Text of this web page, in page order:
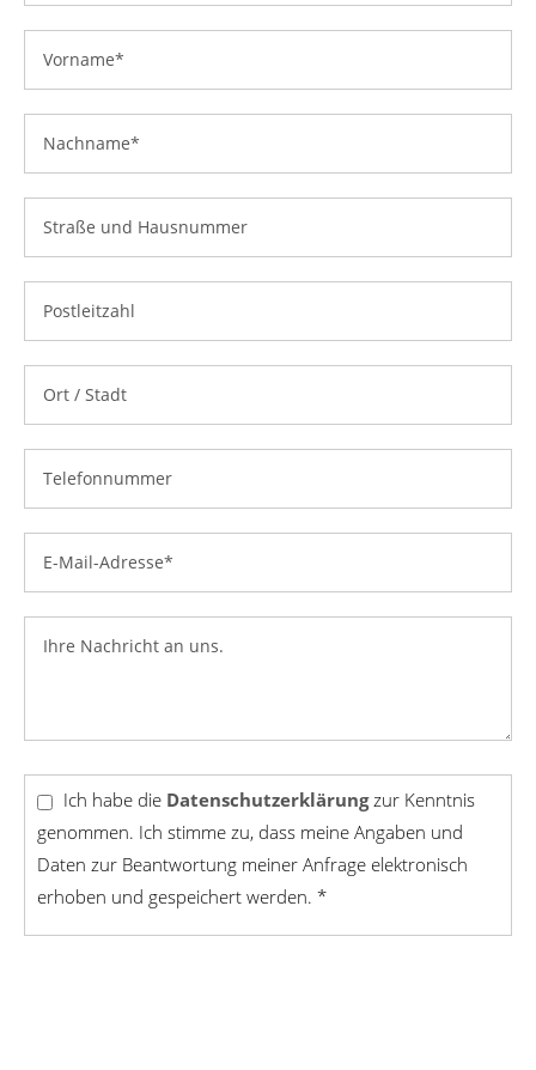
Ich habe die Datenschutzerklärungzur Kenntnis
genommen. Ich stimme zu, dass meine Angaben und
Daten zur Beantwortung meiner Anfrage elektronisch
erhoben und gespeichert werden. *